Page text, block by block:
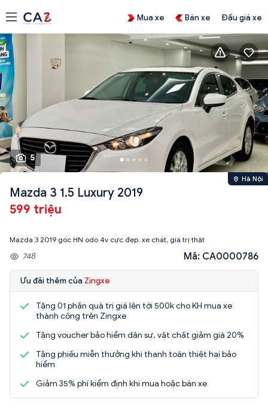
Mua xe Bán xe Đấu giá xe
5
Hà Nội
Mazda 3 1.5 Luxury 2019
599 triệu
Mazda 3 2019 gốc HN odo 4v cực đẹp. xe chất, giá trị thật
748 Mã: CA0000786
Ưu đãi thêm của Zingxe
Tặng 01 phần quà trị giá lên tới 500k cho KH mua xe
thành công trên Zingxe
Tặng voucher bảo hiểm dân sự, vật chất giảm giá 20%
Tặng phiếu miễn thưởng khi thanh toán thiệt hại bảo
hiểm
Giảm 35% phí kiểm định khi mua hoặc bán xe